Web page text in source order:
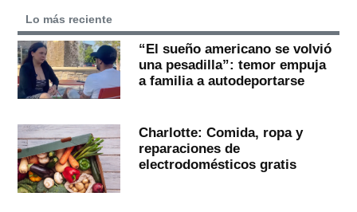
Lo más reciente
“El sueño americano se volvió
una pesadilla”: temor empuja
a familia a autodeportarse
Charlotte: Comida, ropa y
reparaciones de
electrodomésticos gratis